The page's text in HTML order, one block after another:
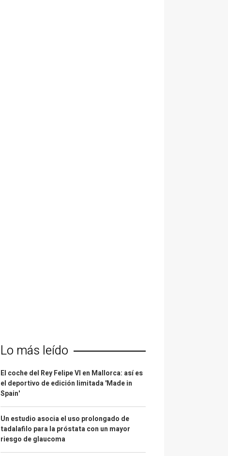
Lo más leído
El coche del Rey Felipe VI en Mallorca: así es
el deportivo de edición limitada 'Made in
Spain'
Un estudio asocia el uso prolongado de
tadalafilo para la próstata con un mayor
riesgo de glaucoma